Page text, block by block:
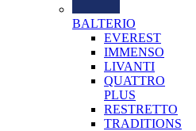
BALTERIO
EVEREST
IMMENSO
LIVANTI
QUATTRO
PLUS
RESTRETTO
TRADITIONS